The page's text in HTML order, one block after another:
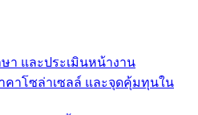
า และประเมินหน้างาน
าโซล่าเซลล์ และจุดคุ้มทุนใน